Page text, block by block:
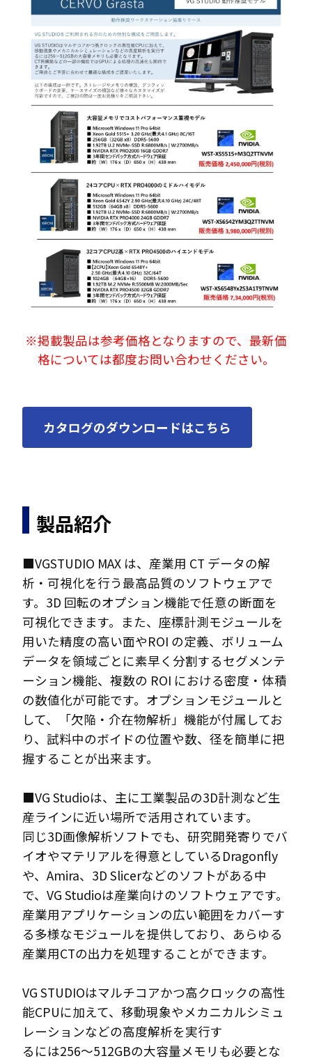
※掲載製品は参考価格となりますので、最新価
格については都度お問い合わせください。
カタログのダウンロードはこちら
製品紹介
■VGSTUDIO MAX は、産業用 CT データの解
析・可視化を行う最高品質のソフトウェアで
す。3D 回転のオプション機能で任意の断面を
可視化できます。また、座標計測モジュールを
用いた精度の高い面やROI の定義、ボリューム
データを領域ごとに素早く分割するセグメンテ
ーション機能、複数の ROI における密度・体積
の数値化が可能です。オプションモジュールと
して、「欠陥・介在物解析」機能が付属してお
り、試料中のボイドの位置や数、径を簡単に把
握することが出来ます。
■VG Studioは、主に工業製品の3D計測など生
産ラインに近い場所で活用されています。
同じ3D画像解析ソフトでも、研究開発寄りでバ
イオやマテリアルを得意としているDragonfly
や、Amira、3D Slicerなどのソフトがある中
で、VG Studioは産業向けのソフトウェアです。
産業用アプリケーションの広い範囲をカバーす
る多様なモジュールを提供しており、あらゆる
産業用CTの出力を処理することができます。
VG STUDIOはマルチコアかつ高クロックの高性
能CPUに加えて、移動現象やメカニカルシミュ
レーションなどの高度解析を実行す
るには256～512GBの大容量メモリも必要とな